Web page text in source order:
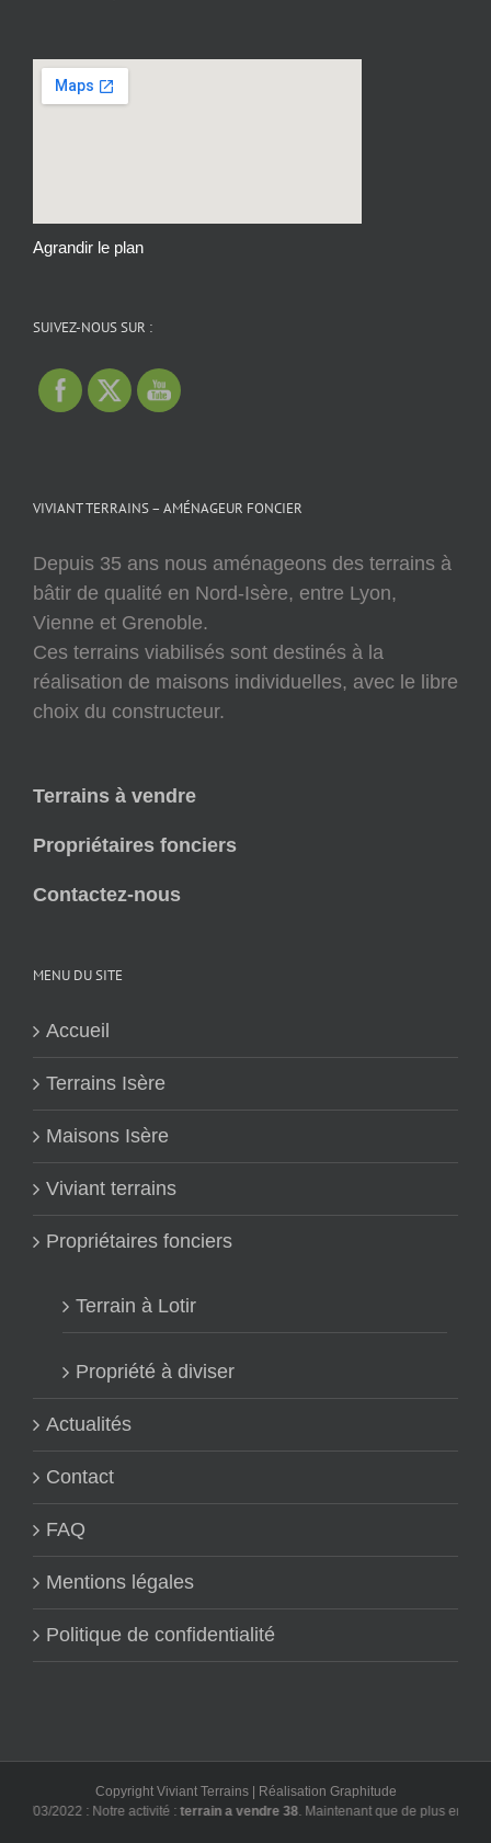
Agrandir le plan
SUIVEZ-NOUS SUR :
VIVIANT TERRAINS – AMÉNAGEUR FONCIER
Depuis 35 ans nous aménageons des terrains à
bâtir de qualité en Nord-Isère, entre Lyon,
Vienne et Grenoble.
Ces terrains viabilisés sont destinés à la
réalisation de maisons individuelles, avec le libre
choix du constructeur.
Terrains à vendre
Propriétaires fonciers
Contactez-nous
MENU DU SITE
Accueil
Terrains Isère
Maisons Isère
Viviant terrains
Propriétaires fonciers
Terrain à Lotir
Propriété à diviser
Actualités
Contact
FAQ
Mentions légales
Politique de confidentialité
Copyright Viviant Terrains | Réalisation Graphitude
03/2022 : Notre activité :terrain a vendre 38. Maintenant que de plus en plus